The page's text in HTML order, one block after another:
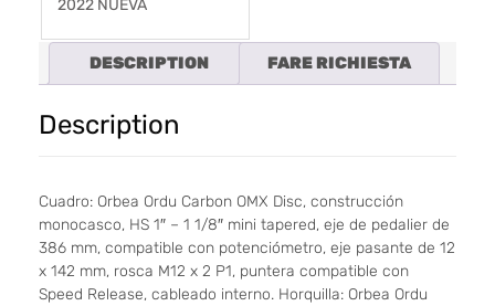
2022 NUEVA
DESCRIPTION FARE RICHIESTA
Description
Cuadro: Orbea Ordu Carbon OMX Disc, construcción
monocasco, HS 1″ – 1 1/8″ mini tapered, eje de pedalier de
386 mm, compatible con potenciómetro, eje pasante de 12
x 142 mm, rosca M12 x 2 P1, puntera compatible con
Speed ​​Release, cableado interno. Horquilla: Orbea Ordu